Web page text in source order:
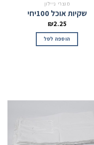
מוצרי ניילון
שקיות אוכל 100יחי
₪2.25
הוספה לסל